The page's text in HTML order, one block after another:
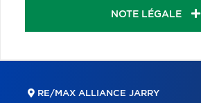
NOTE LÉGALE
RE/MAX ALLIANCE JARRY